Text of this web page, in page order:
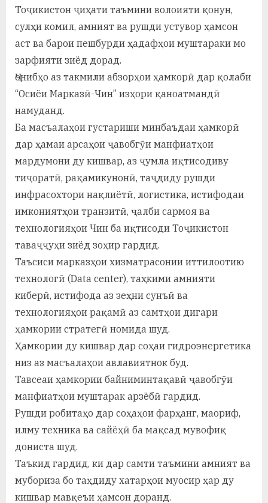
Тоҷикистон ҷиҳати таъмини волоияти қонун,
сулҳи комил, амният ва рушди устувор ҳамсон
аст ва барои пешбурди ҳадафҳои муштараки мо
зарфияти зиёд дорад.
Ҷонибҳо аз такмили абзорҳои ҳамкорӣ дар қолаби
“Осиёи Марказӣ-Чин” изҳори қаноатмандӣ
намуданд.
Ба масъалаҳои густариши минбаъдаи ҳамкорӣ
дар ҳамаи арсаҳои ҷавобгӯи манфиатҳои
мардумони ду кишвар, аз ҷумла иқтисодиву
тиҷоратӣ, рақамикунонӣ, таҷдиду рушди
инфрасохтори нақлиётӣ, логистика, истифодаи
имкониятҳои транзитӣ, ҷалби сармоя ва
технологияҳои Чин ба иқтисоди Тоҷикистон
таваҷҷуҳи зиёд зоҳир гардид.
Таъсиси марказҳои хизматрасонии иттилоотию
технологӣ (Data center), таҳкими амнияти
киберӣ, истифода аз зеҳни сунъӣ ва
технологияҳои рақамӣ аз самтҳои дигари
ҳамкории стратегӣ номида шуд.
Ҳамкории ду кишвар дар соҳаи гидроэнергетика
низ аз масъалаҳои авлавиятнок буд.
Тавсеаи ҳамкории байниминтақавӣ ҷавобгӯи
манфиатҳои муштарак арзёбӣ гардид.
Рушди робитаҳо дар соҳаҳои фарҳанг, маориф,
илму техника ва сайёҳӣ ба мақсад мувофиқ
дониста шуд.
Таъкид гардид, ки дар самти таъмини амният ва
мубориза бо таҳдиду хатарҳои муосир ҳар ду
кишвар мавқеъи ҳамсон доранд.